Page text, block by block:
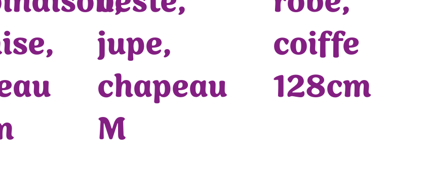
jupe,
chapeau
M
coiffe
128cm